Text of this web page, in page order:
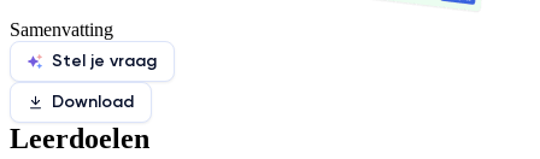
Samenvatting
Stel je vraag
Download
Leerdoelen